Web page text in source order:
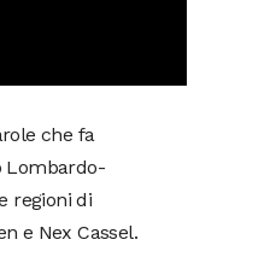
che fa
Lombardo-
regioni di
e Nex Cassel.